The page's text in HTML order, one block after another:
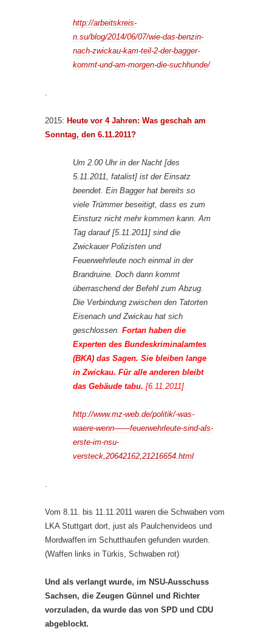
http://arbeitskreis-
n.su/blog/2014/06/07/wie-das-benzin-
nach-zwickau-kam-teil-2-der-bagger-
kommt-und-am-morgen-die-suchhunde/
2015: Heute vor 4 Jahren: Was geschah am
Sonntag, den 6.11.2011?
Um 2.00 Uhr in der Nacht [des
5.11.2011, fatalist] ist der Einsatz
beendet. Ein Bagger hat bereits so
viele Trümmer beseitigt, dass es zum
Einsturz nicht mehr kommen kann. Am
Tag darauf [5.11.2011] sind die
Zwickauer Polizisten und
Feuerwehrleute noch einmal in der
Brandruine. Doch dann kommt
überraschend der Befehl zum Abzug.
Die Verbindung zwischen den Tatorten
Eisenach und Zwickau hat sich
geschlossen. Fortan haben die
Experten des Bundeskriminalamtes
(BKA) das Sagen. Sie bleiben lange
in Zwickau. Für alle anderen bleibt
das Gebäude tabu. [6.11.2011]
http://www.mz-web.de/politik/-was-
waere-wenn——feuerwehrleute-sind-als-
erste-im-nsu-
versteck,20642162,21216654.html
Vom 8.11. bis 11.11.2011 waren die Schwaben vom
LKA Stuttgart dort, just als Paulchenvideos und
Mordwaffen im Schutthaufen gefunden wurden.
(Waffen links in Türkis, Schwaben rot)
Und als verlangt wurde, im NSU-Ausschuss
Sachsen, die Zeugen Günnel und Richter
vorzuladen, da wurde das von SPD und CDU
abgeblockt.